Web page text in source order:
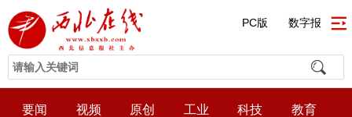
PC版 数字报
要闻 视频 原创 工业 科技 教育